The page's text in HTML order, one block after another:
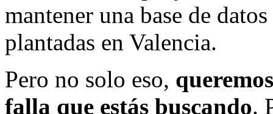
mantener una base de
plantadas en Valencia.
Pero no solo eso,
falla que estás buscando.